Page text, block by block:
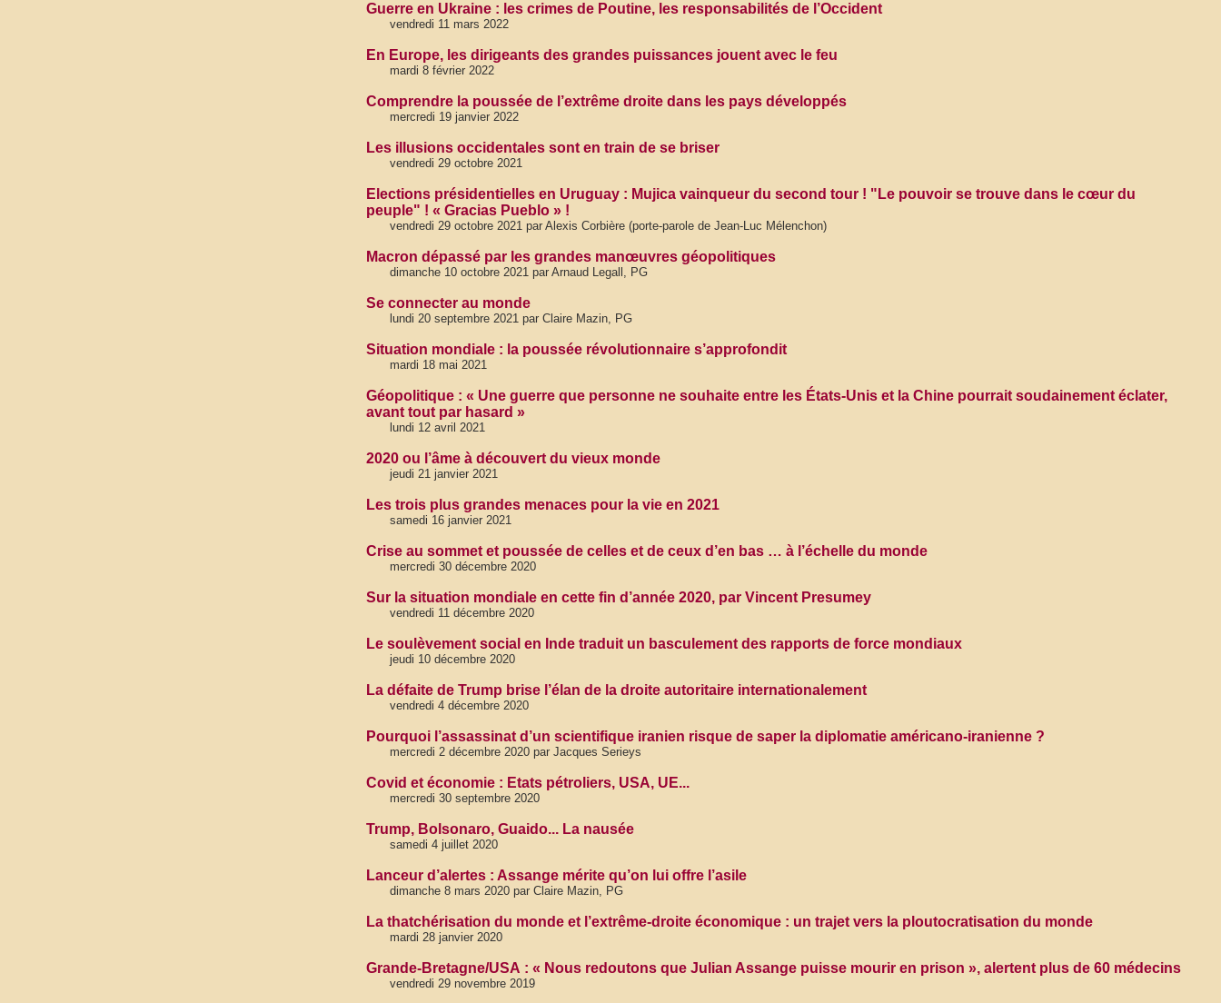
Guerre en Ukraine : les crimes de Poutine, les responsabilités de l’Occident
vendredi 11 mars 2022
En Europe, les dirigeants des grandes puissances jouent avec le feu
mardi 8 février 2022
Comprendre la poussée de l’extrême droite dans les pays développés
mercredi 19 janvier 2022
Les illusions occidentales sont en train de se briser
vendredi 29 octobre 2021
Elections présidentielles en Uruguay : Mujica vainqueur du second tour ! "Le pouvoir se trouve dans le cœur du
peuple" ! « Gracias Pueblo » !
vendredi 29 octobre 2021 par Alexis Corbière (porte-parole de Jean-Luc Mélenchon)
Macron dépassé par les grandes manœuvres géopolitiques
dimanche 10 octobre 2021 par Arnaud Legall, PG
Se connecter au monde
lundi 20 septembre 2021 par Claire Mazin, PG
Situation mondiale : la poussée révolutionnaire s’approfondit
mardi 18 mai 2021
Géopolitique : « Une guerre que personne ne souhaite entre les États-Unis et la Chine pourrait soudainement éclater,
avant tout par hasard »
lundi 12 avril 2021
2020 ou l’âme à découvert du vieux monde
jeudi 21 janvier 2021
Les trois plus grandes menaces pour la vie en 2021
samedi 16 janvier 2021
Crise au sommet et poussée de celles et de ceux d’en bas … à l’échelle du monde
mercredi 30 décembre 2020
Sur la situation mondiale en cette fin d’année 2020, par Vincent Presumey
vendredi 11 décembre 2020
Le soulèvement social en Inde traduit un basculement des rapports de force mondiaux
jeudi 10 décembre 2020
La défaite de Trump brise l’élan de la droite autoritaire internationalement
vendredi 4 décembre 2020
Pourquoi l’assassinat d’un scientifique iranien risque de saper la diplomatie américano-iranienne ?
mercredi 2 décembre 2020 par Jacques Serieys
Covid et économie : Etats pétroliers, USA, UE...
mercredi 30 septembre 2020
Trump, Bolsonaro, Guaido... La nausée
samedi 4 juillet 2020
Lanceur d’alertes : Assange mérite qu’on lui offre l’asile
dimanche 8 mars 2020 par Claire Mazin, PG
La thatchérisation du monde et l’extrême-droite économique : un trajet vers la ploutocratisation du monde
mardi 28 janvier 2020
Grande-Bretagne/USA : « Nous redoutons que Julian Assange puisse mourir en prison », alertent plus de 60 médecins
vendredi 29 novembre 2019